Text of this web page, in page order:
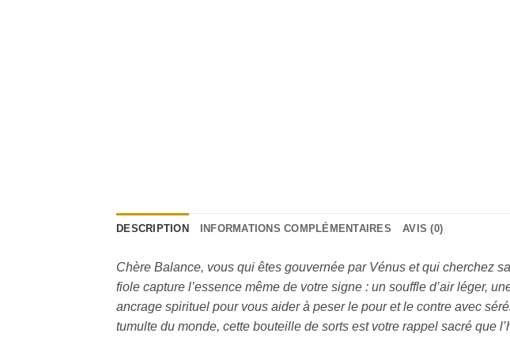
DESCRIPTION INFORMATIONS COMPLÉMENTAIRES AVIS (0)
Chère Balance, vous qui êtes gouvernée par Vénus et qui cherchez
fiole capture l’essence même de votre signe : un souffle d’air léger,
ancrage spirituel pour vous aider à peser le pour et le contre avec
tumulte du monde, cette bouteille de sorts est votre rappel sacré que